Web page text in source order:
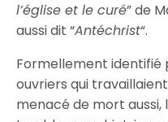
l’église et le curé” de
aussi dit “Antéchrist“.
Formellement identifié
ouvriers qui
menacé de mort aussi,